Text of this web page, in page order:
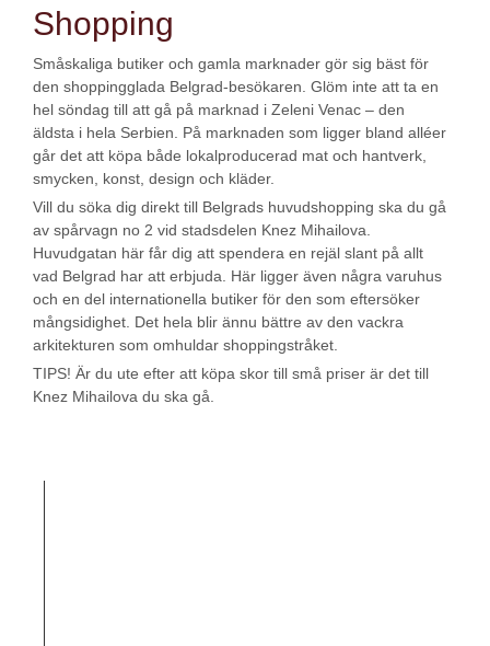
Shopping
Småskaliga butiker och gamla marknader gör sig bäst för
den shoppingglada Belgrad-besökaren. Glöm inte att ta en
hel söndag till att gå på marknad i Zeleni Venac – den
äldsta i hela Serbien. På marknaden som ligger bland alléer
går det att köpa både lokalproducerad mat och hantverk,
smycken, konst, design och kläder.
Vill du söka dig direkt till Belgrads huvudshopping ska du gå
av spårvagn no 2 vid stadsdelen Knez Mihailova.
Huvudgatan här får dig att spendera en rejäl slant på allt
vad Belgrad har att erbjuda. Här ligger även några varuhus
och en del internationella butiker för den som eftersöker
mångsidighet. Det hela blir ännu bättre av den vackra
arkitekturen som omhuldar shoppingstråket.
TIPS! Är du ute efter att köpa skor till små priser är det till
Knez Mihailova du ska gå.